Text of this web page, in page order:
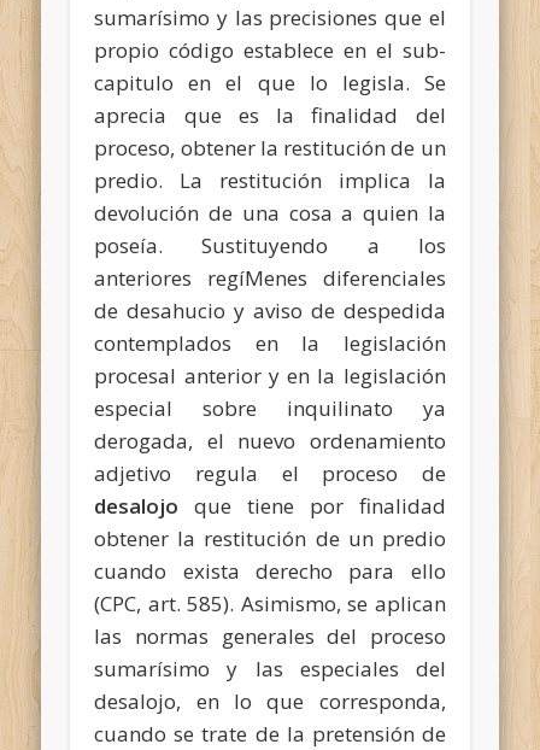
sumarísimo y las precisiones que el
propio código establece en el sub-
capitulo en el que lo legisla. Se
aprecia que es la finalidad del
proceso, obtener la restitución de un
predio. La restitución implica la
devolución de una cosa a quien la
poseía. Sustituyendo a los
anteriores regíMenes diferenciales
de desahucio y aviso de despedida
contemplados en la legislación
procesal anterior y en la legislación
especial sobre inquilinato ya
derogada, el nuevo ordenamiento
adjetivo regula el proceso de
desalojo que tiene por finalidad
obtener la restitución de un predio
cuando exista derecho para ello
(CPC, art. 585). Asimismo, se aplican
las normas generales del proceso
sumarísimo y las especiales del
desalojo, en lo que corresponda,
cuando se trate de la pretensión de